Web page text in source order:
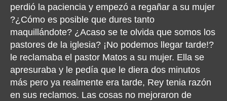
perdió la paciencia y empezó a regañar a su mujer
?¿Cómo es posible que dures tanto
maquillándote? ¿Acaso se te olvida que somos los
pastores de la iglesia? ¡No podemos llegar tarde!?
le reclamaba el pastor Matos a su mujer. Ella se
apresuraba y le pedía que le diera dos minutos
más pero ya realmente era tarde, Rey tenia razón
en sus reclamos. Las cosas no mejoraron de